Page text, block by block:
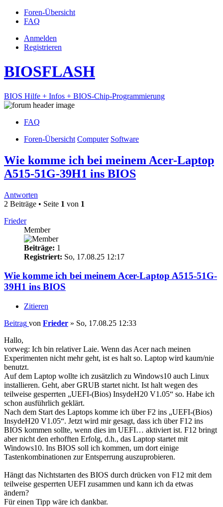
Foren-Übersicht
FAQ
Anmelden
Registrieren
BIOSFLASH
BIOS Hilfe + Infos + BIOS-Chip-Programmierung
FAQ
Foren-Übersicht Computer Software
Wie komme ich bei meinem Acer-Laptop
A515-51G-39H1 ins BIOS
Antworten
2 Beiträge • Seite 1 von 1
Frieder
Member
Beiträge: 1
Registriert: So, 17.08.25 12:17
Wie komme ich bei meinem Acer-Laptop A515-51G-
39H1 ins BIOS
Zitieren
Beitrag von Frieder » So, 17.08.25 12:33
Hallo,
vorweg: Ich bin relativer Laie. Wenn das Acer nach meinen
Experimenten nicht mehr geht, ist es halt so. Laptop wird kaum/nie
benutzt.
Auf dem Laptop wollte ich zusätzlich zu Windows10 auch Linux
installieren. Geht, aber GRUB startet nicht. Ist halt wegen des
teilweise gesperrten „UEFI-(Bios) InsydeH20 V1.05“ so. Habe ich
schon ausführlich geklärt.
Nach dem Start des Laptops komme ich über F2 ins „UEFI-(Bios)
InsydeH20 V1.05“. Jetzt wird mir gesagt, dass ich über F12 ins
BIOS kommen sollte, wenn dies im UEFI… aktiviert ist. F12 bringt
aber nicht den erhofften Erfolg, d.h., das Laptop startet mit
Windows10. Ins BIOS soll ich kommen, um dort einige
Tastenkombinationen zur Entsperrung auszuprobieren.
Hängt das Nichtstarten des BIOS durch drücken von F12 mit dem
teilweise gesperrten UEFI zusammen und kann ich da etwas
ändern?
Für einen Tipp wäre ich dankbar.